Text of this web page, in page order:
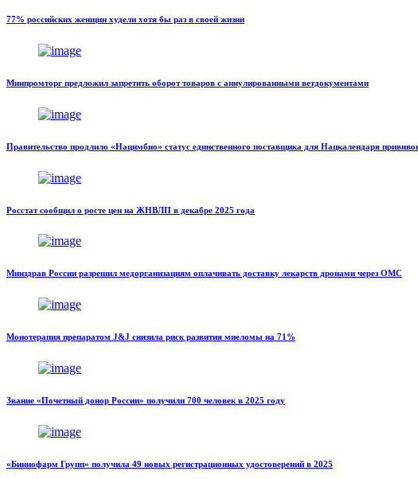
77% российских женщин худели хотя бы раз в своей жизни
Минпромторг предложил запретить оборот товаров с аннулированными ветдокументами
Правительство продлило «Нацимбио» статус единственного поставщика для Нацкалендаря
Росстат сообщил о росте цен на ЖНВЛП в декабре 2025 года
Минздрав России разрешил медорганизациям оплачивать доставку лекарств дронами через ОМС
Монотерапия препаратом J&J снизила риск развития миеломы на 71%
Звание «Почетный донор России» получили 700 человек в 2025 году
«Биннофарм Групп» получила 49 новых регистрационных удостоверений в 2025